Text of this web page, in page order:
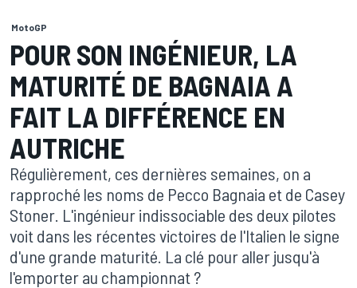
MotoGP
POUR SON INGÉNIEUR, LA
MATURITÉ DE BAGNAIA A
FAIT LA DIFFÉRENCE EN
AUTRICHE
Régulièrement, ces dernières semaines, on a
rapproché les noms de Pecco Bagnaia et de Casey
Stoner. L'ingénieur indissociable des deux pilotes
voit dans les récentes victoires de l'Italien le signe
d'une grande maturité. La clé pour aller jusqu'à
l'emporter au championnat ?